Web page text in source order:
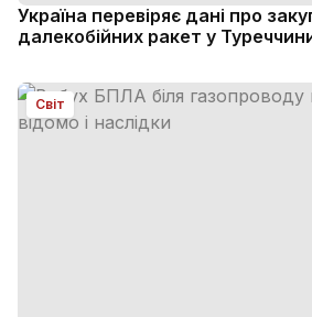
Україна перевіряє дані про
далекобійних ракет у
Світ